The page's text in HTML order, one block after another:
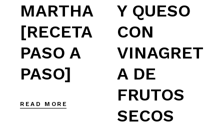
MARTHA
[RECETA
PASO A
PASO]
READ MORE
Y QUESO
CON
VINAGRET
A DE
FRUTOS
SECOS